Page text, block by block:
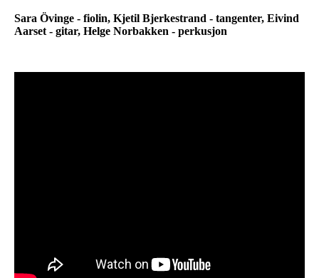
Sara Övinge - fiolin, Kjetil Bjerkestrand - tangenter, Eivind
Aarset - gitar, Helge Norbakken - perkusjon